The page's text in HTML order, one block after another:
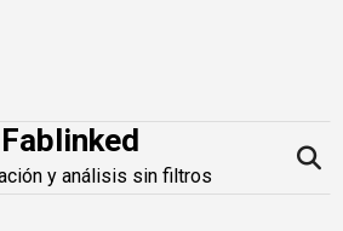
Fablinked
y análisis sin filtros